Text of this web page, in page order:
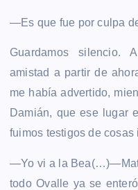
—Es que fue por culpa
Guardamos silencio.
amistad a partir de
me había advertido,
Damián, que ese lugar
fuimos testigos de
—Yo vi a la
todo Ovalle ya se